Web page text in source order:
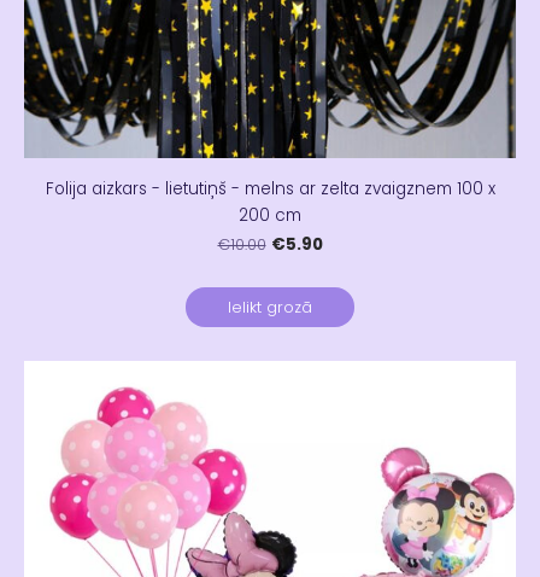
Folija aizkars - lietutiņš - melns ar zelta zvaigznem 100 x
200 cm
€10.00 €5.90
Ielikt grozā